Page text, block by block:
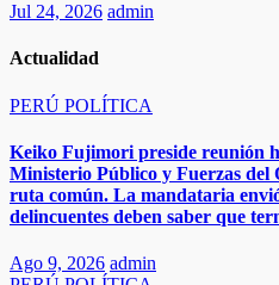
Jul 24, 2026 admin
Actualidad
PERÚ POLÍTICA
Keiko Fujimori preside reunión
Ministerio Público y Fuerzas del
ruta común. La mandataria
delincuentes deben saber que
Ago 9, 2026 admin